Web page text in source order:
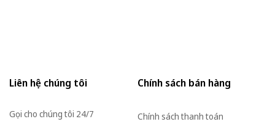
Liên hệ chúng tôi
Gọi cho chúng tôi 24/7
Chính sách bán hàng
Chính sách thanh toán